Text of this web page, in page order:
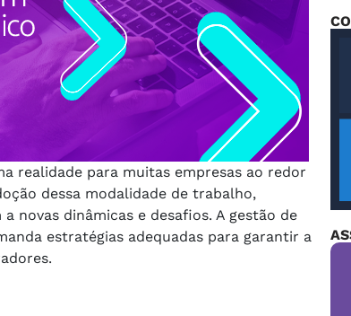
realidade para muitas empresas ao redor
dessa modalidade de trabalho,
novas dinâmicas e desafios. A gestão de
estratégias adequadas para garantir a